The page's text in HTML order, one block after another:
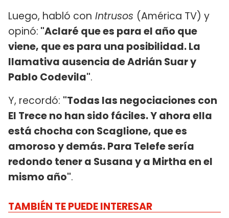
Luego, habló con Intrusos (América TV) y
opinó: "Aclaré que es para el año que
viene, que es para una posibilidad. La
llamativa ausencia de Adrián Suar y
Pablo Codevila".
Y, recordó: "Todas las negociaciones con
El Trece no han sido fáciles. Y ahora ella
está chocha con Scaglione, que es
amoroso y demás. Para Telefe sería
redondo tener a Susana y a Mirtha en el
mismo año".
TAMBIÉN TE PUEDE INTERESAR